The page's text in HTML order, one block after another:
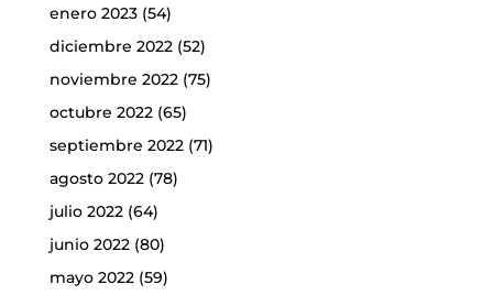
enero 2023(54)
diciembre 2022(52)
noviembre 2022(75)
octubre 2022(65)
septiembre 2022(71)
agosto 2022(78)
julio 2022(64)
junio 2022(80)
mayo 2022(59)